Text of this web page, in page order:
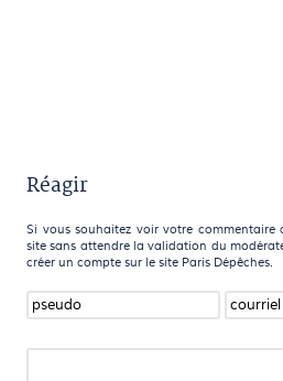
Réagir
Si vous souhaitez voir votre commentaire
site sans attendre la validation du
créer un compte sur le site Paris Dépêches.